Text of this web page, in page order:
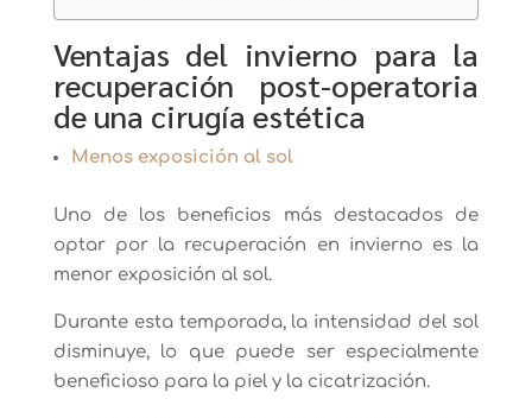
Ventajas del invierno para la
recuperación post-operatoria
de una cirugía estética
Menos exposición al sol
Uno de los beneficios más destacados de
optar por la recuperación en invierno es la
menor exposición al sol.
Durante esta temporada, la intensidad del sol
disminuye, lo que puede ser especialmente
beneficioso para la piel y la cicatrización.